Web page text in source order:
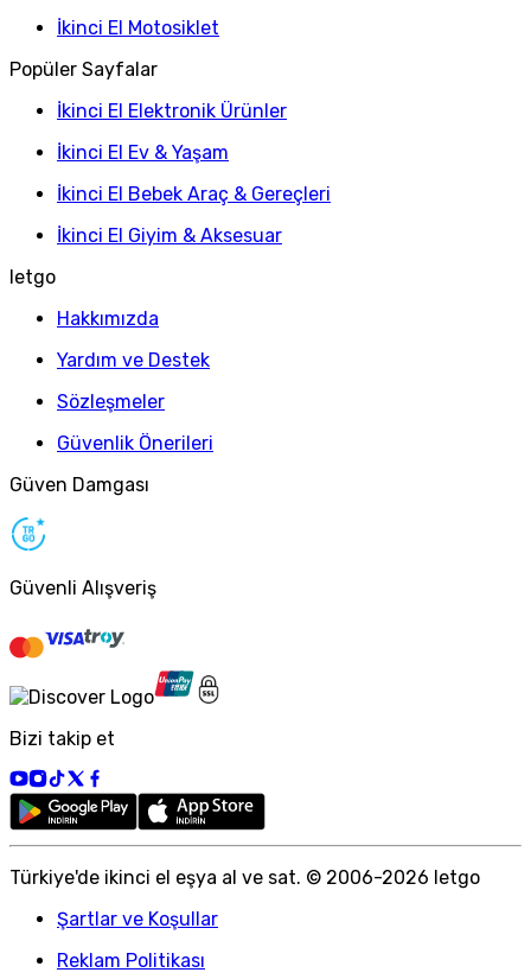
İkinci El Motosiklet
Popüler Sayfalar
İkinci El Elektronik Ürünler
İkinci El Ev & Yaşam
İkinci El Bebek Araç & Gereçleri
İkinci El Giyim & Aksesuar
letgo
Hakkımızda
Yardım ve Destek
Sözleşmeler
Güvenlik Önerileri
Güven Damgası
Güvenli Alışveriş
Bizi takip et
Türkiye'de ikinci el eşya al ve sat. © 2006-2026 letgo
Şartlar ve Koşullar
Reklam Politikası